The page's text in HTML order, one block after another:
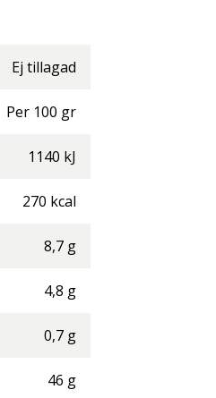
Ej tillagad
Per 100 gr
1140 kJ
270 kcal
8,7 g
4,8 g
0,7 g
46 g